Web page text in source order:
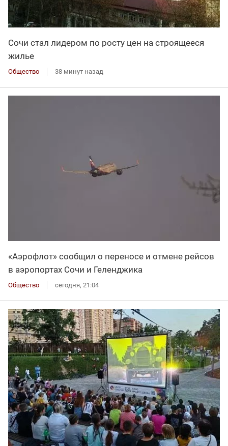
Сочи стал лидером по росту цен на строящееся
жилье
Общество 38 минут назад
«Аэрофлот» сообщил о переносе и отмене рейсов
в аэропортах Сочи и Геленджика
Общество сегодня, 21:04